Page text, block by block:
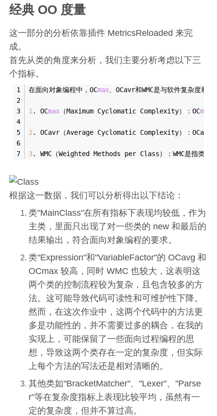
经典 OO 度量
这一部分的分析依靠插件 MetricsReloaded 来完
成。
首先从类的角度来分析，我们主要分析考虑以下三
个指标。
在面向对象编程中，OCmax 、OCavr和WMC是与软件复杂度和
1 . OCmax （Maximum Cyclomatic Complexity）：OCmax
2 . OCavr（Average Cyclomatic Complexity）：OCavr是指
3. WMC（Weighted Methods per Class）：WMC是指类的
根据这一数据，我们可以分析得出以下结论：
类"MainClass"在所有指标下表现均较低，作为
主类，里面只出现了对一些类的 new 和最后的
结果输出，符合面向对象编程的要求。
类"Expression"和"VariableFactor"的 OCavg 和
OCmax 较高，同时 WMC 也较大，这表明这
两个类的控制流程较为复杂，且包含较多的方
法。这可能导致代码可读性和可维护性下降。
然而，在这次作业中，这两个代码中的方法更
多是功能性的，并不需要过多的耦合，在我的
实现上，可能保留了一些面向过程编程的思
想，导致这两个类存在一定的复杂度，但实际
上每个方法的写法还是相对清晰的。
其他类如"BracketMatcher"、"Lexer"、"Parse
r"等在复杂度指标上表现比较平均，虽然有一
定的复杂度，但并不算过高。